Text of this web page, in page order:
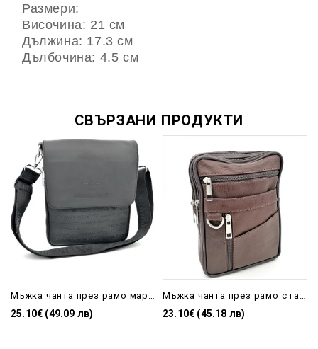
Размери:
Височина: 21 см
Дължина: 17.3 см
Дълбочина: 4.5 см
СВЪРЗАНИ ПРОДУКТИ
25.10€ (49.09 лв) 23.10€ (45.18 лв)